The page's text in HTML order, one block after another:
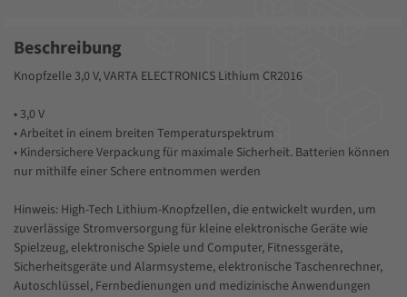
Beschreibung
Knopfzelle 3,0 V, VARTA ELECTRONICS Lithium CR2016
• 3,0 V
• Arbeitet in einem breiten Temperaturspektrum
• Kindersichere Verpackung für maximale Sicherheit. Batterien können
nur mithilfe einer Schere entnommen werden
Hinweis: High-Tech Lithium-Knopfzellen, die entwickelt wurden, um
zuverlässige Stromversorgung für kleine elektronische Geräte wie
Spielzeug, elektronische Spiele und Computer, Fitnessgeräte,
Sicherheitsgeräte und Alarmsysteme, elektronische Taschenrechner,
Autoschlüssel, Fernbedienungen und medizinische Anwendungen